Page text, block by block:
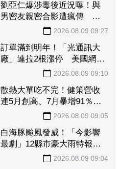
劉亞仁爆涉毒後近況曝！與
男密友親密合影遭瘋傳 對
訂單滿到明年！「光通訊大
廠」連拉2根漲停 美國網通
2026.08.09 09:10
散熱大單吃不完！健策營收
連5月創高、7月暴增91％
白海豚颱風發威！「今影響
最劇」12縣市豪大雨特報